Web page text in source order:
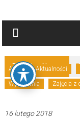
Biblioteki
Gminy
Żary
Biblioteki
Gminy
to
Breaking News:
Akcje Aktualności
Wydarzenia Zajęcia z
16 lutego 2018